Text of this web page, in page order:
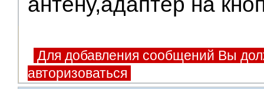
Для добавления сообщений Вы
авторизоваться